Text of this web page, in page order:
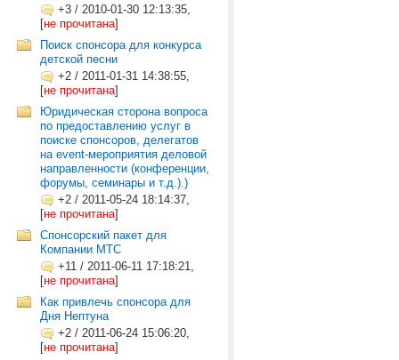
+3 / 2010-01-30 12:13:35,
[не прочитана]
Поиск спонсора для конкурса
детской песни
+2 / 2011-01-31 14:38:55,
[не прочитана]
Юридическая сторона вопроса
по предоставлению услуг в
поиске спонсоров, делегатов
на event-мероприятия деловой
направленности (конференции,
форумы, семинары и т.д.).)
+2 / 2011-05-24 18:14:37,
[не прочитана]
Спонсорский пакет для
Компании МТС
+11 / 2011-06-11 17:18:21,
[не прочитана]
Как привлечь спонсора для
Дня Нептуна
+2 / 2011-06-24 15:06:20,
[не прочитана]